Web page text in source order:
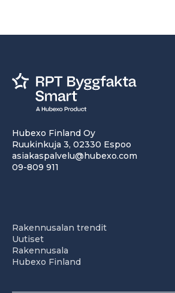
Hubexo Finland Oy
Ruukinkuja 3, 02330 Espoo
asiakaspalvelu@hubexo.com
09-809 911
Rakennusalan trendit
Uutiset
Rakennusala
Hubexo Finland